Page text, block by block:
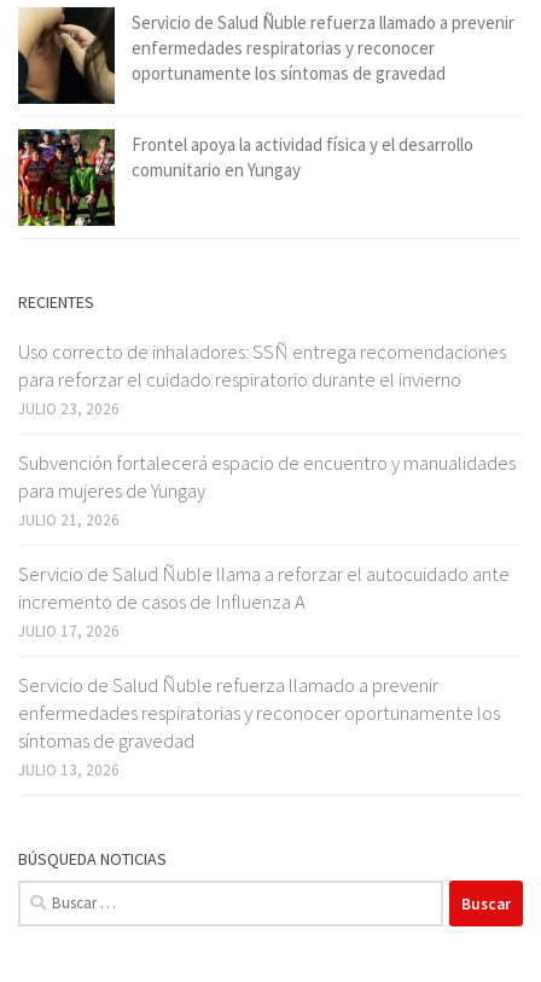
Servicio de Salud Ñuble refuerza llamado a prevenir
enfermedades respiratorias y reconocer
oportunamente los síntomas de gravedad
Frontel apoya la actividad física y el desarrollo
comunitario en Yungay
RECIENTES
Uso correcto de inhaladores: SSÑ entrega recomendaciones
para reforzar el cuidado respiratorio durante el invierno
JULIO 23, 2026
Subvención fortalecerá espacio de encuentro y manualidades
para mujeres de Yungay
JULIO 21, 2026
Servicio de Salud Ñuble llama a reforzar el autocuidado ante
incremento de casos de Influenza A
JULIO 17, 2026
Servicio de Salud Ñuble refuerza llamado a prevenir
enfermedades respiratorias y reconocer oportunamente los
síntomas de gravedad
JULIO 13, 2026
BÚSQUEDA NOTICIAS
Buscar: